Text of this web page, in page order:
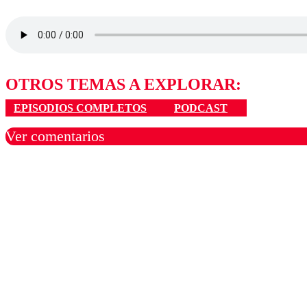
OTROS TEMAS A EXPLORAR:
EPISODIOS COMPLETOS PODCAST
Ver comentarios